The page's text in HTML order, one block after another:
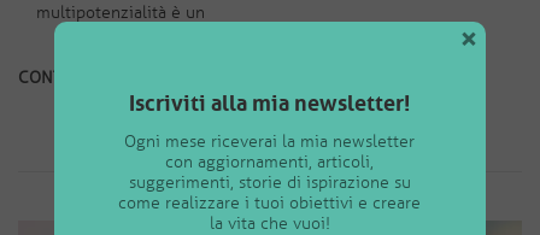
multipotenzialità è un
CONTINUA A LEGGERE
Iscriviti alla mia newsletter!
Ogni mese riceverai la mia newsletter
con aggiornamenti, articoli,
suggerimenti, storie di ispirazione su
come realizzare i tuoi obiettivi e creare
la vita che vuoi!
×